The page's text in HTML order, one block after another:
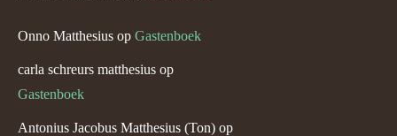
Onno Matthesius op Gastenboek
carla schreurs matthesius op
Gastenboek
Antonius Jacobus Matthesius (Ton) op